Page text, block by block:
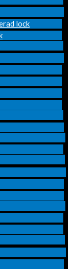
lock